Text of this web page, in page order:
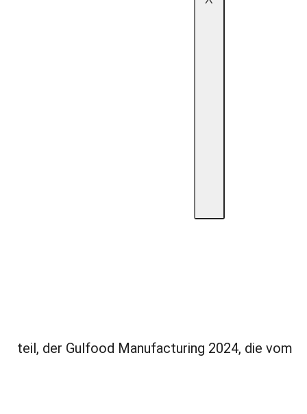
teil, der Gulfood Manufacturing 2024, die vom